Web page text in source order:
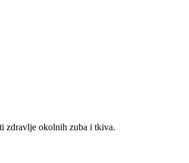
zdravlje okolnih zuba i tkiva.